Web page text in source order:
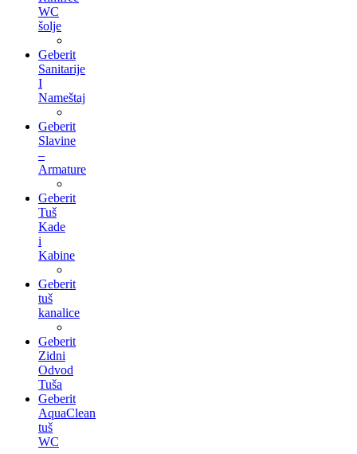
WC
šolje
Geberit
Sanitarije
I
Nameštaj
Geberit
Slavine
–
Armature
Geberit
Tuš
Kade
i
Kabine
Geberit
tuš
kanalice
Geberit
Zidni
Odvod
Tuša
Geberit
AquaClean
tuš
WC